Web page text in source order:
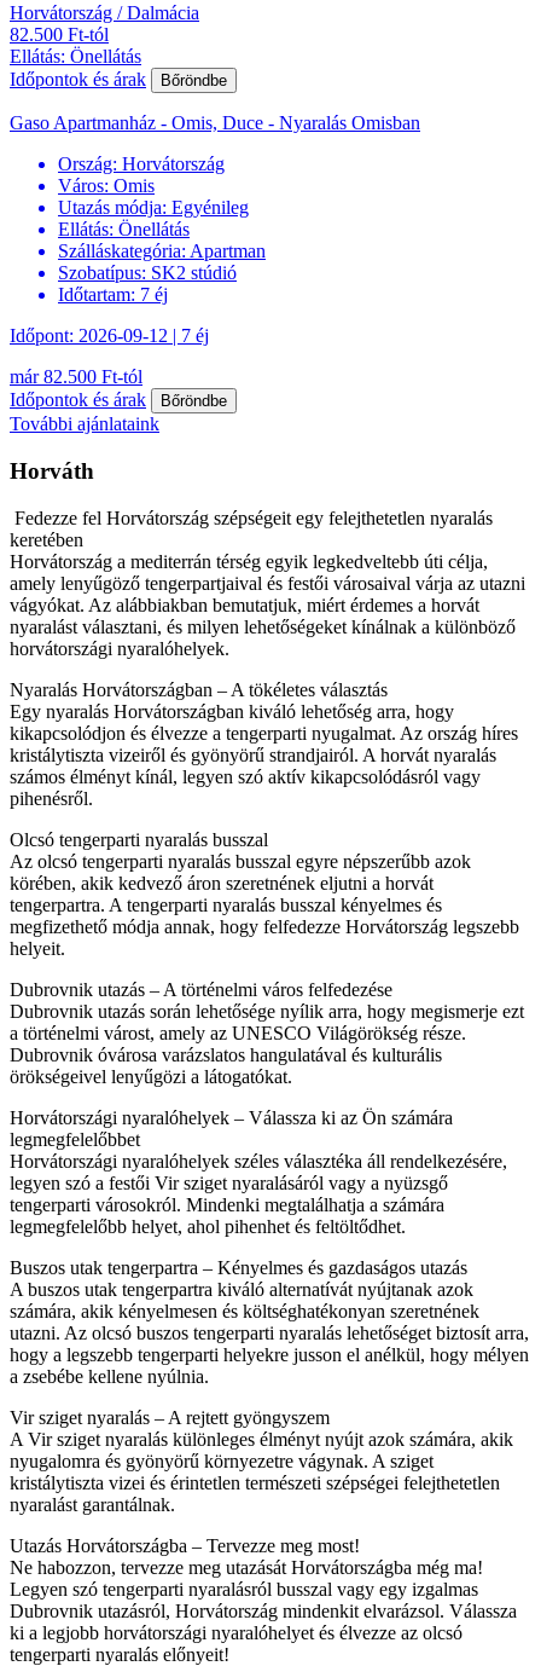
Horvátország / Dalmácia
82.500 Ft-tól
Ellátás: Önellátás
Időpontok és árak
Bőröndbe
Gaso Apartmanház - Omis, Duce - Nyaralás Omisban
Ország: Horvátország
Város: Omis
Utazás módja: Egyénileg
Ellátás: Önellátás
Szálláskategória: Apartman
Szobatípus: SK2 stúdió
Időtartam: 7 éj
Időpont: 2026-09-12 | 7 éj
már 82.500 Ft-tól
Időpontok és árak
Bőröndbe
További ajánlataink
Horváth
Fedezze fel Horvátország szépségeit egy felejthetetlen nyaralás
keretében
Horvátország a mediterrán térség egyik legkedveltebb úti célja,
amely lenyűgöző tengerpartjaival és festői városaival várja az utazni
vágyókat. Az alábbiakban bemutatjuk, miért érdemes a horvát
nyaralást választani, és milyen lehetőségeket kínálnak a különböző
horvátországi nyaralóhelyek.
Nyaralás Horvátországban – A tökéletes választás
Egy nyaralás Horvátországban kiváló lehetőség arra, hogy
kikapcsolódjon és élvezze a tengerparti nyugalmat. Az ország híres
kristálytiszta vizeiről és gyönyörű strandjairól. A horvát nyaralás
számos élményt kínál, legyen szó aktív kikapcsolódásról vagy
pihenésről.
Olcsó tengerparti nyaralás busszal
Az olcsó tengerparti nyaralás busszal egyre népszerűbb azok
körében, akik kedvező áron szeretnének eljutni a horvát
tengerpartra. A tengerparti nyaralás busszal kényelmes és
megfizethető módja annak, hogy felfedezze Horvátország legszebb
helyeit.
Dubrovnik utazás – A történelmi város felfedezése
Dubrovnik utazás során lehetősége nyílik arra, hogy megismerje ezt
a történelmi várost, amely az UNESCO Világörökség része.
Dubrovnik óvárosa varázslatos hangulatával és kulturális
örökségeivel lenyűgözi a látogatókat.
Horvátországi nyaralóhelyek – Válassza ki az Ön számára
legmegfelelőbbet
Horvátországi nyaralóhelyek széles választéka áll rendelkezésére,
legyen szó a festői Vir sziget nyaralásáról vagy a nyüzsgő
tengerparti városokról. Mindenki megtalálhatja a számára
legmegfelelőbb helyet, ahol pihenhet és feltöltődhet.
Buszos utak tengerpartra – Kényelmes és gazdaságos utazás
A buszos utak tengerpartra kiváló alternatívát nyújtanak azok
számára, akik kényelmesen és költséghatékonyan szeretnének
utazni. Az olcsó buszos tengerparti nyaralás lehetőséget biztosít arra,
hogy a legszebb tengerparti helyekre jusson el anélkül, hogy mélyen
a zsebébe kellene nyúlnia.
Vir sziget nyaralás – A rejtett gyöngyszem
A Vir sziget nyaralás különleges élményt nyújt azok számára, akik
nyugalomra és gyönyörű környezetre vágynak. A sziget
kristálytiszta vizei és érintetlen természeti szépségei felejthetetlen
nyaralást garantálnak.
Utazás Horvátországba – Tervezze meg most!
Ne habozzon, tervezze meg utazását Horvátországba még ma!
Legyen szó tengerparti nyaralásról busszal vagy egy izgalmas
Dubrovnik utazásról, Horvátország mindenkit elvarázsol. Válassza
ki a legjobb horvátországi nyaralóhelyet és élvezze az olcsó
tengerparti nyaralás előnyeit!